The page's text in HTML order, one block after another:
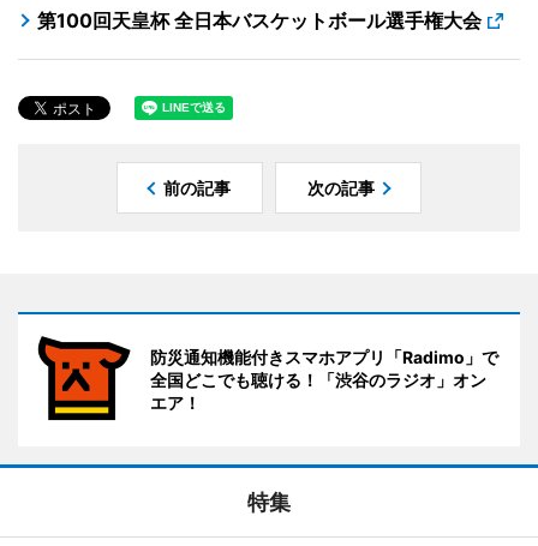
第100回天皇杯 全日本バスケットボール選手権大会
前の記事 次の記事
防災通知機能付きスマホアプリ「Radimo」で
全国どこでも聴ける！「渋谷のラジオ」オン
エア！
特集